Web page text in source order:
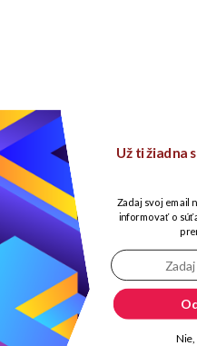
Už ti žiadna
Zadaj svoj email
informovať o